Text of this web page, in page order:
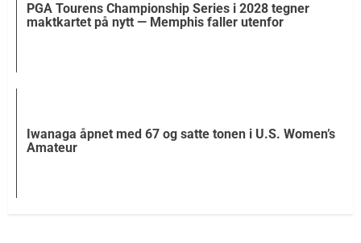
PGA Tourens Championship Series i 2028 tegner
maktkartet på nytt — Memphis faller utenfor
Iwanaga åpnet med 67 og satte tonen i U.S. Women’s
Amateur